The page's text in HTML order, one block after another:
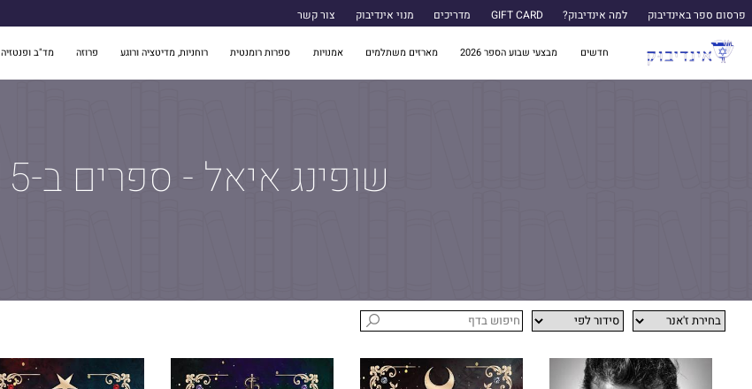
פרסום ספר באינדיבוק למה אינדיבוק? GIFT CARD מדריכים מנוי אינדיבוק צור קשר
חדשים מבצעי שבוע הספר 2026 מארזים משתלמים אמנויות ספרות רומנטית רוחניות, מדיטציה ורוגע פרוזה מד"ב ופנטזיה
שופינג איאל - ספרים ב-15 שח